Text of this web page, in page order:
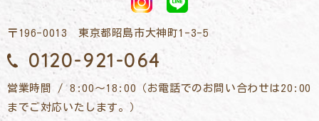
〒196-0013 東京都昭島市大神町1-3-5
0120-921-064
営業時間 / 8:00～18:00（お電話でのお問い合わせは20:00
までご対応いたします。）